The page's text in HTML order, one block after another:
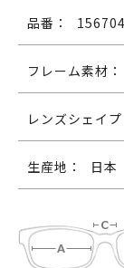
品番：
フレーム素材：
レンズシェイプ
生産地： 日本